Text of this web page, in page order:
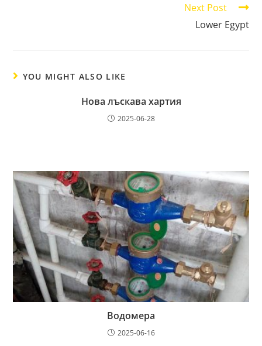
Next Post
Lower Egypt
YOU MIGHT ALSO LIKE
Нова лъскава хартия
2025-06-28
Водомера
2025-06-16